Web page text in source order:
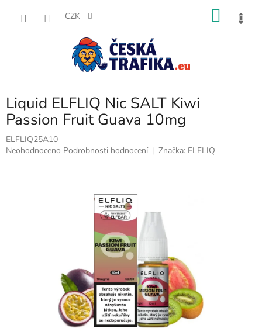
CZK
Liquid ELFLIQ Nic SALT Kiwi
Passion Fruit Guava 10mg
ELFLIQ25A10
Průměrné
Neohodnoceno Podrobnosti hodnocení Značka: ELFLIQ